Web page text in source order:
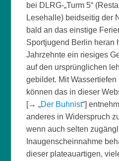
bei DLRG-„Turm 5“
Lesehalle) beidseitig der
bald an das einstige
Sportjugend Berlin heran
Jahrzehnte ein riesiges
auf den ursprünglichen
gebildet. Mit
können das in dieser
[→ „Der Buhnist“]
anderes in Widerspruch
wenn auch selten
Inaugenscheinnahme
dieser plateauartigen,